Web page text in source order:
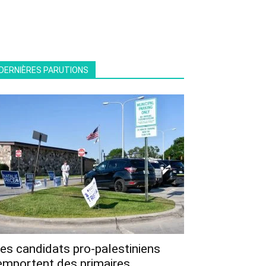
PARUTIONS
candidats pro-palestiniens